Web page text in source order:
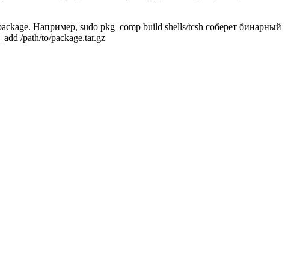
Например, sudo pkg_comp build shells/tcsh соберет бинарный
/path/to/package.tar.gz